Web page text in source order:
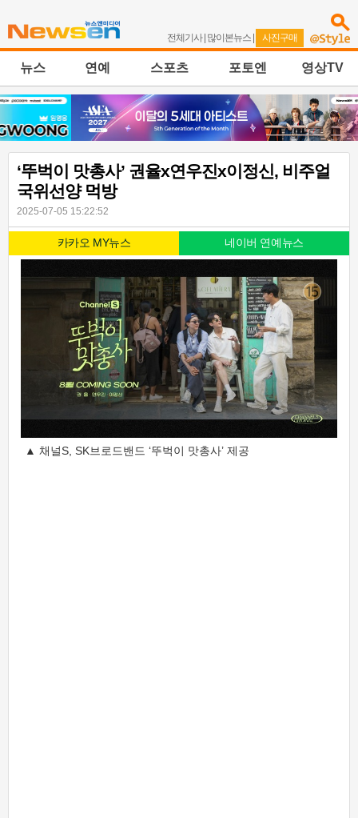
전체기사| 많이본뉴스 | 사진구매
뉴스 연예 스포츠 포토엔 영상TV
‘뚜벅이 맛총사’ 권율x연우진x이정신, 비주얼
국위선양 먹방
2025-07-05 15:22:52
카카오 MY뉴스 네이버 연예뉴스
▲ 채널S, SK브로드밴드 ‘뚜벅이 맛총사’ 제공